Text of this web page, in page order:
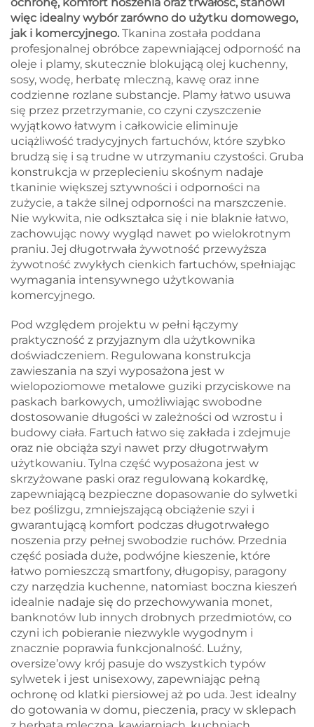
więc idealny wybór zarówno do użytku domowego,
jak i komercyjnego. Tkanina została poddana
profesjonalnej obróbce zapewniającej odporność na
oleje i plamy, skutecznie blokującą olej kuchenny,
sosy, wodę, herbatę mleczną, kawę oraz inne
codzienne rozlane substancje. Plamy łatwo usuwa
się przez przetrzymanie, co czyni czyszczenie
wyjątkowo łatwym i całkowicie eliminuje
uciążliwość tradycyjnych fartuchów, które szybko
brudzą się i są trudne w utrzymaniu czystości. Gruba
konstrukcja w przeplecieniu skośnym nadaje
tkaninie większej sztywności i odporności na
zużycie, a także silnej odporności na marszczenie.
Nie wykwita, nie odkształca się i nie blaknie łatwo,
zachowując nowy wygląd nawet po wielokrotnym
praniu. Jej długotrwała żywotność przewyższa
żywotność zwykłych cienkich fartuchów, spełniając
wymagania intensywnego użytkowania
komercyjnego.
Pod względem projektu w pełni łączymy
praktyczność z przyjaznym dla użytkownika
doświadczeniem. Regulowana konstrukcja
zawieszania na szyi wyposażona jest w
wielopoziomowe metalowe guziki przyciskowe na
paskach barkowych, umożliwiając swobodne
dostosowanie długości w zależności od wzrostu i
budowy ciała. Fartuch łatwo się zakłada i zdejmuje
oraz nie obciąża szyi nawet przy długotrwałym
użytkowaniu. Tylna część wyposażona jest w
skrzyżowane paski oraz regulowaną kokardkę,
zapewniającą bezpieczne dopasowanie do sylwetki
bez poślizgu, zmniejszającą obciążenie szyi i
gwarantującą komfort podczas długotrwałego
noszenia przy pełnej swobodzie ruchów. Przednia
część posiada duże, podwójne kieszenie, które
łatwo pomieszczą smartfony, długopisy, paragony
czy narzędzia kuchenne, natomiast boczna kieszeń
idealnie nadaje się do przechowywania monet,
banknotów lub innych drobnych przedmiotów, co
czyni ich pobieranie niezwykle wygodnym i
znacznie poprawia funkcjonalność. Luźny,
oversize’owy krój pasuje do wszystkich typów
sylwetek i jest unisexowy, zapewniając pełną
ochronę od klatki piersiowej aż po uda. Jest idealny
do gotowania w domu, pieczenia, pracy w sklepach